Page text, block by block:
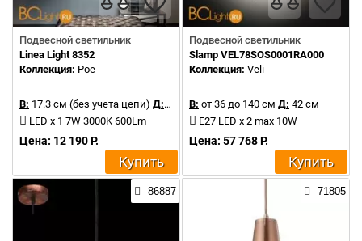
Подвесной светильник
Linea Light 8352
Коллекция: Poe
В: 17.3 см (без учета цепи) Д:17.5 см
LED x 1 7W 3000K 600Lm
Цена: 12 190 Р.
Купить
Подвесной светильник
Slamp VEL78SOS0001RA000
Коллекция: Veli
В: от 36 до 140 см Д: 42 см
E27 LED x 2 max 10W
Цена: 57 768 Р.
Купить
86887 71805